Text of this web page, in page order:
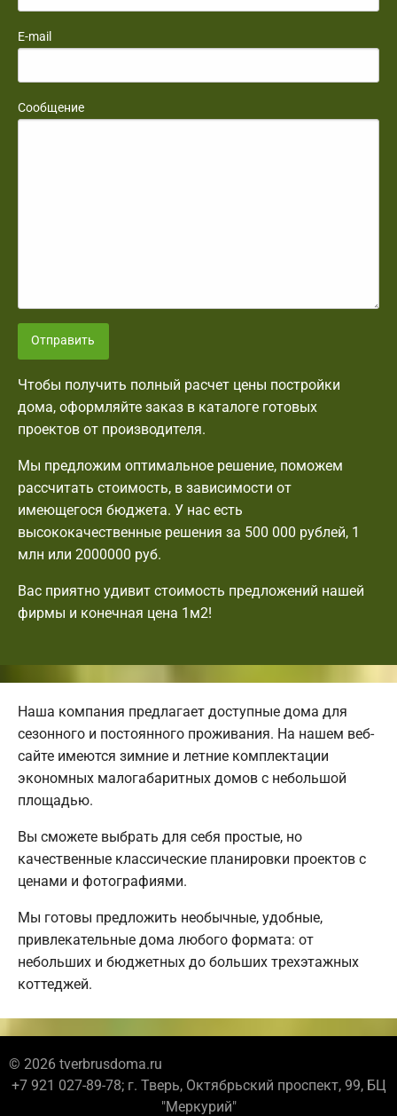
E-mail
Сообщение
Отправить
Чтобы получить полный расчет цены постройки
дома, оформляйте заказ в каталоге готовых
проектов от производителя.
Мы предложим оптимальное решение, поможем
рассчитать стоимость, в зависимости от
имеющегося бюджета. У нас есть
высококачественные решения за 500 000 рублей, 1
млн или 2000000 руб.
Вас приятно удивит стоимость предложений нашей
фирмы и конечная цена 1м2!
Наша компания предлагает доступные дома для
сезонного и постоянного проживания. На нашем веб-
сайте имеются зимние и летние комплектации
экономных малогабаритных домов с небольшой
площадью.
Вы сможете выбрать для себя простые, но
качественные классические планировки проектов с
ценами и фотографиями.
Мы готовы предложить необычные, удобные,
привлекательные дома любого формата: от
небольших и бюджетных до больших трехэтажных
коттеджей.
© 2026 tverbrusdoma.ru
+7 921 027-89-78; г. Тверь, Октябрьский проспект, 99, БЦ
"Меркурий"